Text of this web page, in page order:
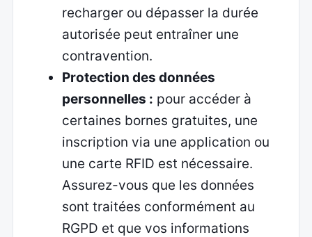
recharger ou dépasser la durée
autorisée peut entraîner une
contravention.
Protection des données
personnelles : pour accéder à
certaines bornes gratuites, une
inscription via une application ou
une carte RFID est nécessaire.
Assurez-vous que les données
sont traitées conformément au
RGPD et que vos informations